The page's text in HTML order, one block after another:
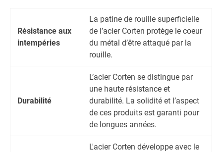
Résistance aux
intempéries
La patine de rouille superficielle
de l’acier Corten protège le coeur
du métal d’être attaqué par la
rouille.
Durabilité
L’acier Corten se distingue par
une haute résistance et
durabilité. La solidité et l’aspect
de ces produits est garanti pour
de longues années.
L'acier Corten développe avec le